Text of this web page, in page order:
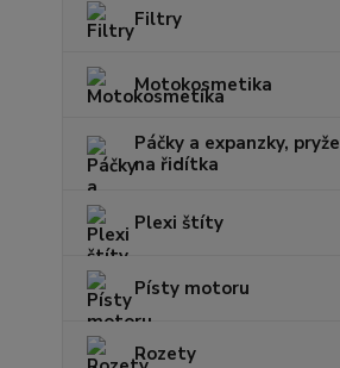
Filtry
Motokosmetika
Páčky a expanzky, pryže
na řidítka
Plexi štíty
Písty motoru
Rozety